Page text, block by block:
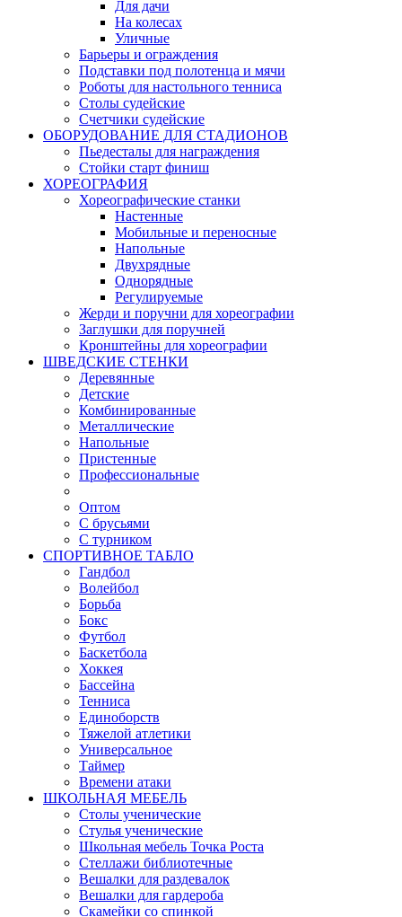
Для дачи
На колесах
Уличные
Барьеры и ограждения
Подставки под полотенца и мячи
Роботы для настольного тенниса
Столы судейские
Счетчики судейские
ОБОРУДОВАНИЕ ДЛЯ СТАДИОНОВ
Пьедесталы для награждения
Стойки старт финиш
ХОРЕОГРАФИЯ
Хореографические станки
Настенные
Мобильные и переносные
Напольные
Двухрядные
Однорядные
Регулируемые
Жерди и поручни для хореографии
Заглушки для поручней
Кронштейны для хореографии
ШВЕДСКИЕ СТЕНКИ
Деревянные
Детские
Комбинированные
Металлические
Напольные
Пристенные
Профессиональные
Оптом
С брусьями
С турником
СПОРТИВНОЕ ТАБЛО
Гандбол
Волейбол
Борьба
Бокс
Футбол
Баскетбола
Хоккея
Бассейна
Тенниса
Единоборств
Тяжелой атлетики
Универсальное
Таймер
Времени атаки
ШКОЛЬНАЯ МЕБЕЛЬ
Столы ученические
Стулья ученические
Школьная мебель Точка Роста
Стеллажи библиотечные
Вешалки для раздевалок
Вешалки для гардероба
Скамейки со спинкой